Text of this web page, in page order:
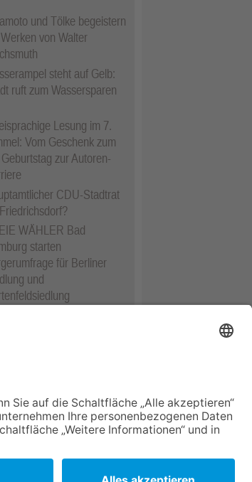
und Tölke begeistern
von Walter
steht auf Gelb:
ruft zum Wassersparen
Lesung im 7.
Vom Geschenk zum
zur Autoren-
CDU-Stadtrat
WÄHLER Bad
starten
für Berliner
und